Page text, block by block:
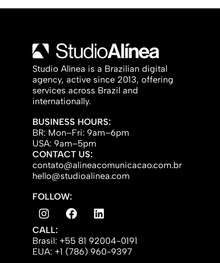
Studio Alínea is a Brazilian digital
agency, active since 2013, offering
services across Brazil and
internationally.
BUSINESS HOURS:
BR: Mon–Fri: 9am–6pm
USA: 9am–5pm
CONTACT US:
contato@alineacomunicacao.com.br
hello@studioalinea.com
FOLLOW:
CALL:
Brasil: +55 81 92004-0191
EUA: +1 (786) 960-9397